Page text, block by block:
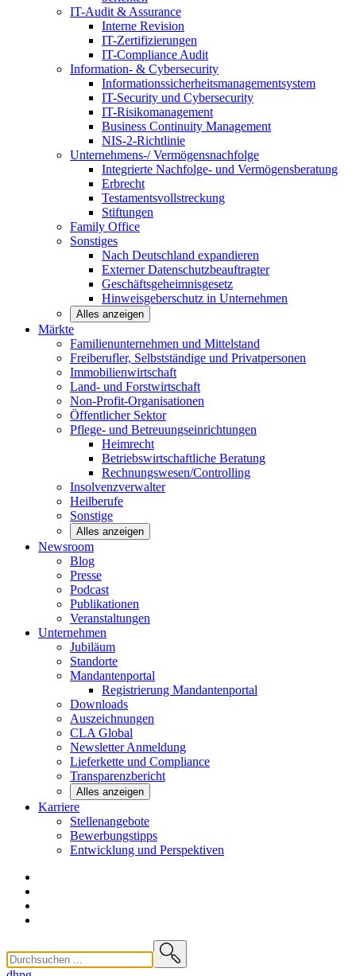
IT-Audit & Assurance
Interne Revision
IT-Zertifizierungen
IT-Compliance Audit
Information- & Cybersecurity
Informationssicherheitsmanagementsystem
IT-Security und Cybersecurity
IT-Risikomanagement
Business Continuity Management
NIS-2-Richtlinie
Unternehmens-/Vermögensnachfolge
Integrierte Nachfolge- und Vermögensberatung
Erbrecht
Testamentsvollstreckung
Stiftungen
Family Office
Sonstiges
Nach Deutschland expandieren
Externer Datenschutzbeauftragter
Geschäftsgeheimnisgesetz
Hinweisgeberschutz in Unternehmen
Alles anzeigen
Märkte
Familienunternehmen und Mittelstand
Freiberufler, Selbstständige und Privatpersonen
Immobilienwirtschaft
Land- und Forstwirtschaft
Non-Profit-Organisationen
Öffentlicher Sektor
Pflege- und Betreuungseinrichtungen
Heimrecht
Betriebswirtschaftliche Beratung
Rechnungswesen/Controlling
Insolvenzverwalter
Heilberufe
Sonstige
Alles anzeigen
Newsroom
Blog
Presse
Podcast
Publikationen
Veranstaltungen
Unternehmen
Jubiläum
Standorte
Mandantenportal
Registrierung Mandantenportal
Downloads
Auszeichnungen
CLAGlobal
NewsletterAnmeldung
Lieferkette und Compliance
Transparenzbericht
Alles anzeigen
Karriere
Stellenangebote
Bewerbungstipps
Entwicklung und Perspektiven